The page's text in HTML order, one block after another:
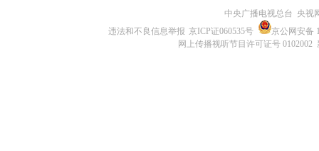
中央广播电视总台 央视
违法和不良信息举报 京ICP证060535号
京公网安备
网上传播视听节目许可证号 0102002